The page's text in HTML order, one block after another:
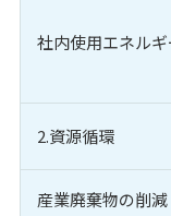
社内使用エネル
2.資源循環
産業廃棄物の削減